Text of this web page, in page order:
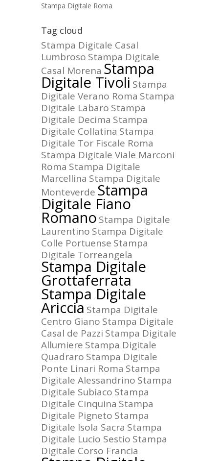
Stampa Digitale Roma
Tag cloud
Stampa Digitale Casal
Lumbroso Stampa Digitale
Casal Morena Stampa
Digitale Tivoli Stampa
Digitale Verano Roma Stampa
Digitale Labaro Stampa
Digitale Decima Stampa
Digitale Collatina Stampa
Digitale Tor Fiscale Roma
Stampa Digitale Viale Marconi
Roma Stampa Digitale
Marcellina Stampa Digitale
Monteverde Stampa
Digitale Fiano
Romano Stampa Digitale
Laurentino Stampa Digitale
Colle Portuense Stampa
Digitale Torreangela
Stampa Digitale
Grottaferrata
Stampa Digitale
Ariccia Stampa Digitale
Centro Giano Stampa Digitale
Casal de Pazzi Stampa Digitale
Allumiere Stampa Digitale
Quadraro Stampa Digitale
Ponte Linari Roma Stampa
Digitale Alessandrino Stampa
Digitale Subiaco Stampa
Digitale Cinquina Stampa
Digitale Pigneto Stampa
Digitale Isola Sacra Stampa
Digitale Lucio Sestio Stampa
Digitale Corso Francia